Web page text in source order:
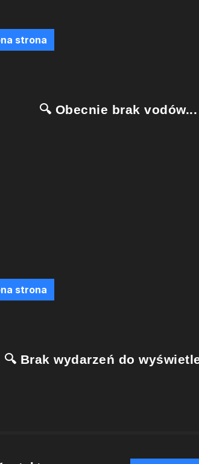
strona
🔍 Obecnie brak vodów...
strona
🔍 Brak wydarzeń do